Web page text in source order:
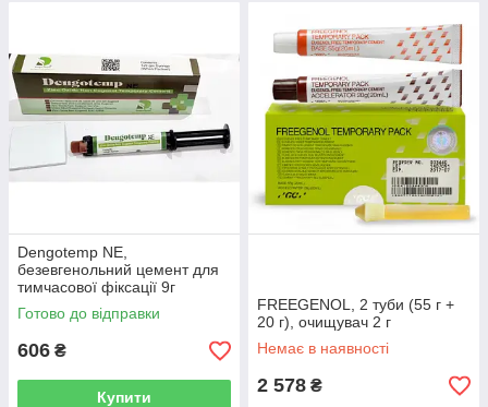
Dengotemp NE,
безевгенольний цемент для
тимчасової фіксації 9г
(Dengen Dental)
Готово до відправки
606 ₴
Купити
FREEGENOL, 2 туби (55 г +
20 г), очищувач 2 г
Немає в наявності
2 578 ₴